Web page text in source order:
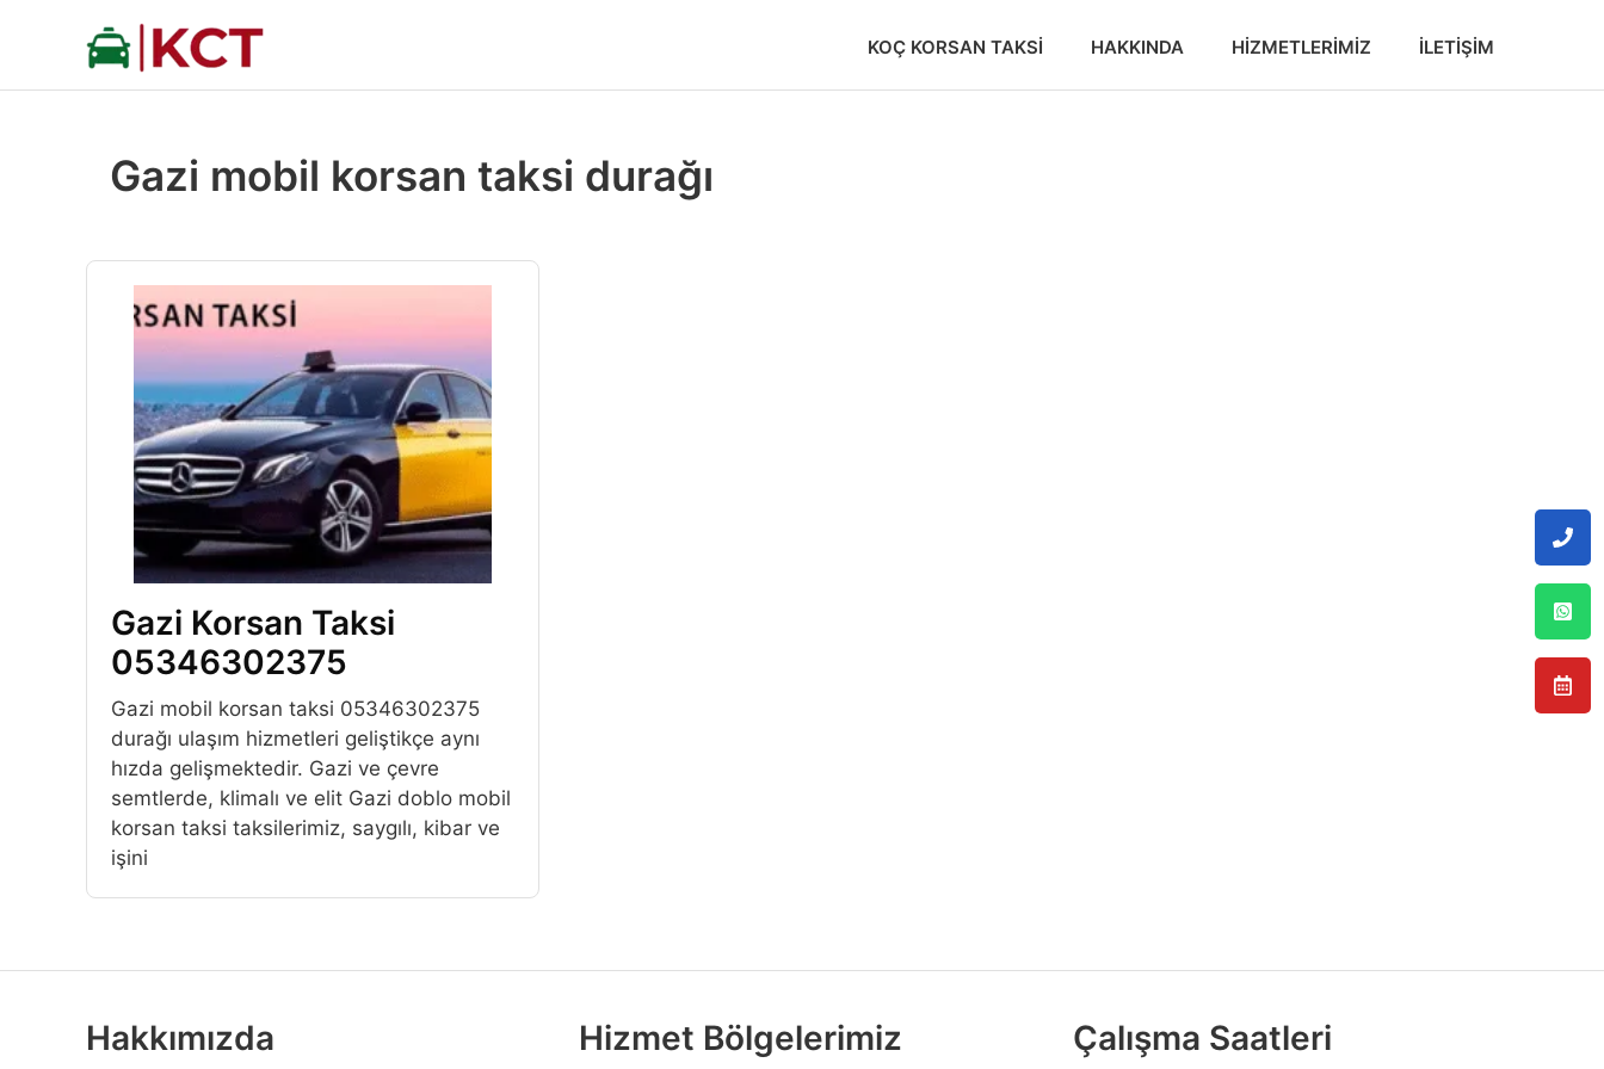
KOÇ KORSAN TAKSI HAKKINDA HIZMETLERIMIZ İLETIŞIM
Gazi mobil korsan taksi durağı
Gazi Korsan Taksi
05346302375
Gazi mobil korsan taksi 05346302375
durağı ulaşım hizmetleri geliştikçe aynı
hızda gelişmektedir. Gazi ve çevre
semtlerde, klimalı ve elit Gazi doblo mobil
korsan taksi taksilerimiz, saygılı, kibar ve
işini
Hakkımızda Hizmet Bölgelerimiz Çalışma Saatleri